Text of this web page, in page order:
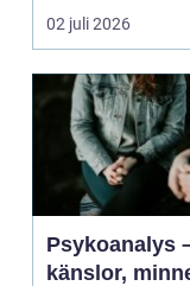
att skiljas från...
02 juli 2026
Psykoanalys
känslor,